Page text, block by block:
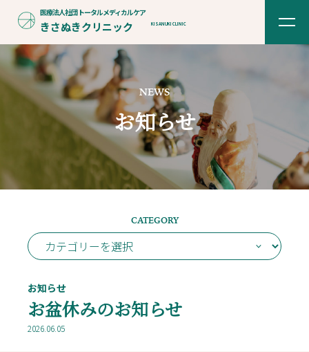
医療法人社団 トータルメディカルケア
きさぬきクリニック KISANUKI CLINIC
NEWS
お知らせ
お知らせ
お盆休みのお知らせ
2026.06.05
CATEGORY